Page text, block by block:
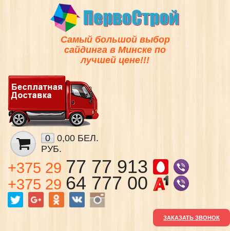
Самый большой выбор
сайдинга в Минске по
лучшей цене!!!
0
0,00 БЕЛ.
РУБ.
+375 29 77 77 913
+375 29 64 777 00
ЗАКАЗАТЬ ЗВОНОК